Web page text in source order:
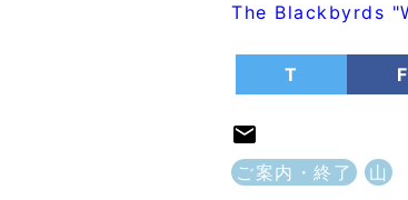
The Blackbyrds
T F
ご案内・終了 山